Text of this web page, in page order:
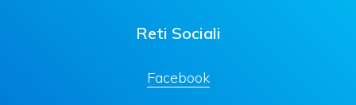
Reti Sociali
Facebook